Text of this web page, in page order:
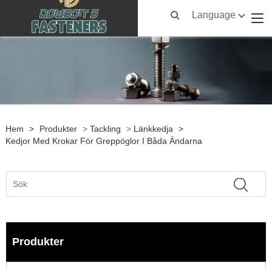
Language
Hem > Produkter > Tackling > Länkkedja
>
Kedjor Med Krokar För Greppöglor I Båda Ändarna
Produkter